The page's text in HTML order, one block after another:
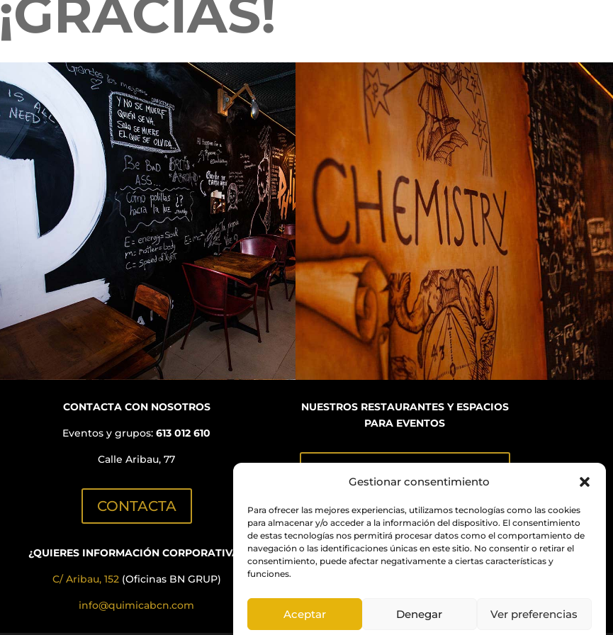
Gestionar consentimiento
Para ofrecer las mejores experiencias, utilizamos tecnologías como las cookies
para almacenar y/o acceder a la información del dispositivo. El consentimiento
de estas tecnologías nos permitirá procesar datos como el comportamiento de
navegación o las identificaciones únicas en este sitio. No consentir o retirar el
consentimiento, puede afectar negativamente a ciertas características y
funciones.
Aceptar Denegar Ver preferencias
¡GRACIAS!
CONTACTA CON NOSOTROS
Eventos y grupos: 613 012 610
Calle Aribau, 77
CONTACTA
¿QUIERES INFORMACIÓN CORPORATIVA?
C/ Aribau, 152 (Oficinas BN GRUP)
info@quimicabcn.com
NUESTROS RESTAURANTES Y ESPACIOS
PARA EVENTOS